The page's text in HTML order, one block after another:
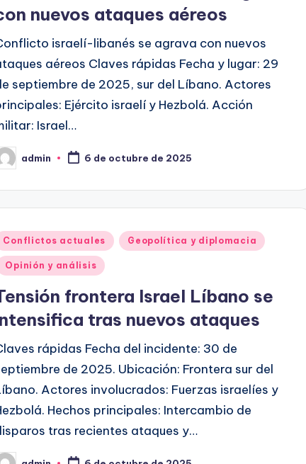
nuevos ataques aéreos
israelí-libanés se agrava con nuevos
aéreos Claves rápidas Fecha y lugar: 29
septiembre de 2025, sur del Líbano. Actores
Ejército israelí y Hezbolá. Acción
Israel…
admin 6 de octubre de 2025
Conflictos actuales Geopolítica y diplomacia
Opinión y análisis
frontera Israel Líbano se
tras nuevos ataques
rápidas Fecha del incidente: 30 de
de 2025. Ubicación: Frontera sur del
Actores involucrados: Fuerzas israelíes y
Hechos principales: Intercambio de
tras recientes ataques y…